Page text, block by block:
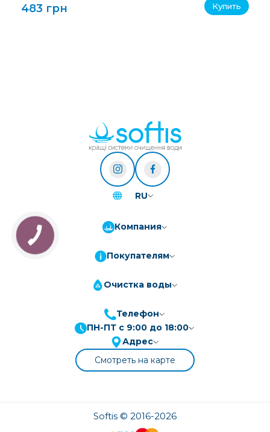
ПриватБанк
3-10 платежів, кредит 0.01%
3-7 платежів, кредит 0.01%
3-10 платежів, кредит 0.01%
483 грн Купить
RU
Компания
Покупателям
Очистка воды
Телефон
ПН-ПТ с 9:00 до 18:00
Адрес
Смотреть на карте
Softis © 2016-2026